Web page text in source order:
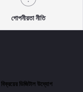
গোপনীয়তা নীতি
ডিজিটাল উদ্যোগ